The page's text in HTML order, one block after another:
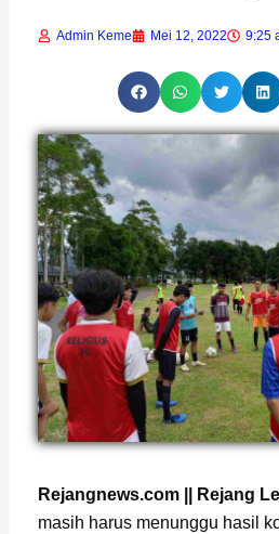
Admin Keme Mei 12, 2022 9:25
Rejangnews.com || Rejang
masih harus menunggu hasil